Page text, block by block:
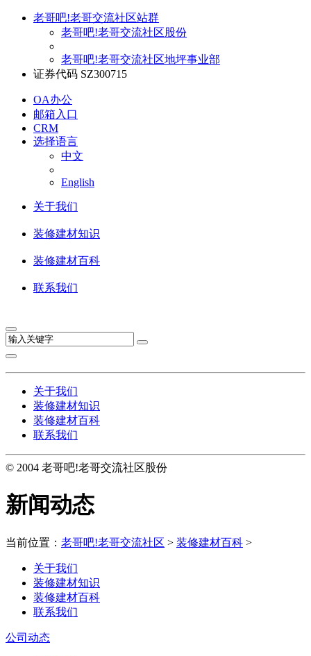
老哥吧!老哥交流社区站群
老哥吧!老哥交流社区股份
老哥吧!老哥交流社区地坪事业部
证券代码 SZ300715
OA办公
邮箱入口
CRM
选择语言
中文
English
关于我们
装修建材知识
装修建材百科
联系我们
关于我们
装修建材知识
装修建材百科
联系我们
© 2004 老哥吧!老哥交流社区股份
新闻动态
当前位置： 老哥吧!老哥交流社区 > 装修建材百科 >
关于我们
装修建材知识
装修建材百科
联系我们
公司动态